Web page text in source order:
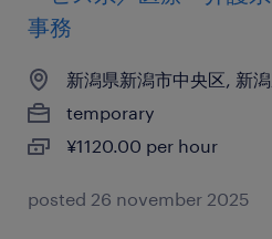
事務
新潟県新潟市中央区, 新
temporary
¥1120.00 per hour
posted 26 november 2025